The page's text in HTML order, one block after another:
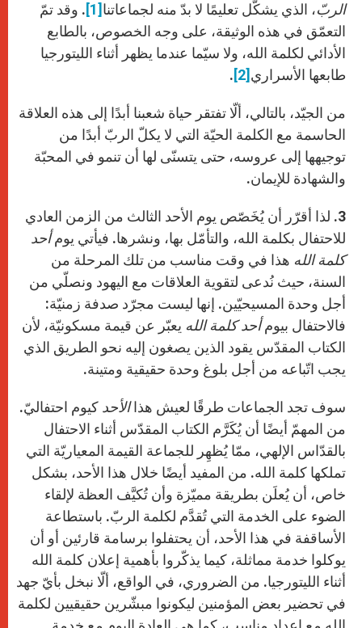
الربّ، الذي يشكّل تعليمًا لا بدّ منه لجماعاتنا [1]
. وقد تمّ
التعمّق في هذه الوثيقة، على وجه الخصوص، بالطابع
الأدائي لكلمة الله، ولا سيّما عندما يظهر أثناء الليتورجيا
طابعها الأسراري [2]
.
من الجيّد، بالتالي، ألّا تفتقر حياة شعبنا أبدًا إلى هذه العلاقة
الحاسمة مع الكلمة الحيّة التي لا يكلّ الربّ أبدًا من
توجيهها إلى عروسه، حتى يتسنّى لها أن تنمو في المحبّة
والشهادة للإيمان.
3. لذا أقرّر أن يُخَصّص يوم الأحد الثالث من الزمن العادي
للاحتفال بكلمة الله، والتأمّل بها، ونشرها. فيأتي يومأحد
كلمة الله هذا في وقت مناسب من تلك المرحلة من
السنة، حيث نُدعى لتقوية العلاقات مع اليهود ونصلّي من
أجل وحدة المسيحيّين. إنها ليست مجرّد صدفة زمنيّة:
فالاحتفال بيومأحد كلمة الله يعبّر عن قيمة مسكونيّة، لأن
الكتاب المقدّس يقود الذين يصغون إليه نحو الطريق الذي
يجب اتّباعه من أجل بلوغ وحدة حقيقية ومتينة.
سوف تجد الجماعات طرقًا لعيش هذاالأحد كيوم احتفاليّ.
من المهمّ أيضًا أن يُكَرَّم الكتاب المقدّس أثناء الاحتفال
بالقدّاس الإلهي، ممّا يُظهِر للجماعة القيمة المعياريّة التي
تملكها كلمة الله. من المفيد أيضًا خلال هذا الأحد، بشكل
خاص، أن يُعلَن بطريقة مميّزة وأن تُكيَّف العظة لإلقاء
الضوء على الخدمة التي تُقدَّم لكلمة الربّ. باستطاعة
الأساقفة في هذا الأحد، أن يحتفلوا برسامة قارئين أو أن
يوكلوا خدمة مماثلة، كيما يذكّروا بأهمية إعلان كلمة الله
أثناء الليتورجيا. من الضروري، في الواقع، ألّا نبخل بأيّ جهد
في تحضير بعض المؤمنين ليكونوا مبشّرين حقيقيين لكلمة